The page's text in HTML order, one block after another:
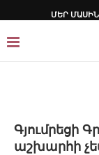
ՄԵՐ ՄԱՍԻՆ
Գյումրեցի
աշխարհի